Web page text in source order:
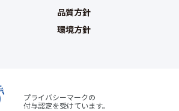
品質方針
環境方針
プライバシーマークの
付与認定を受けています。